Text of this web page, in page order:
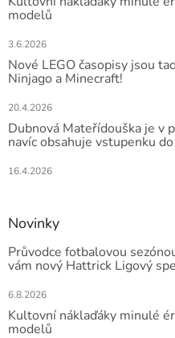
modelů
3.6.2026
Nové LEGO časopisy jsou
Ninjago a Minecraft!
20.4.2026
Dubnová Mateřídouška je v
navíc obsahuje vstupenku
16.4.2026
Novinky
Průvodce fotbalovou
vám nový Hattrick Ligový
6.8.2026
Kultovní náklaďáky minulé
modelů